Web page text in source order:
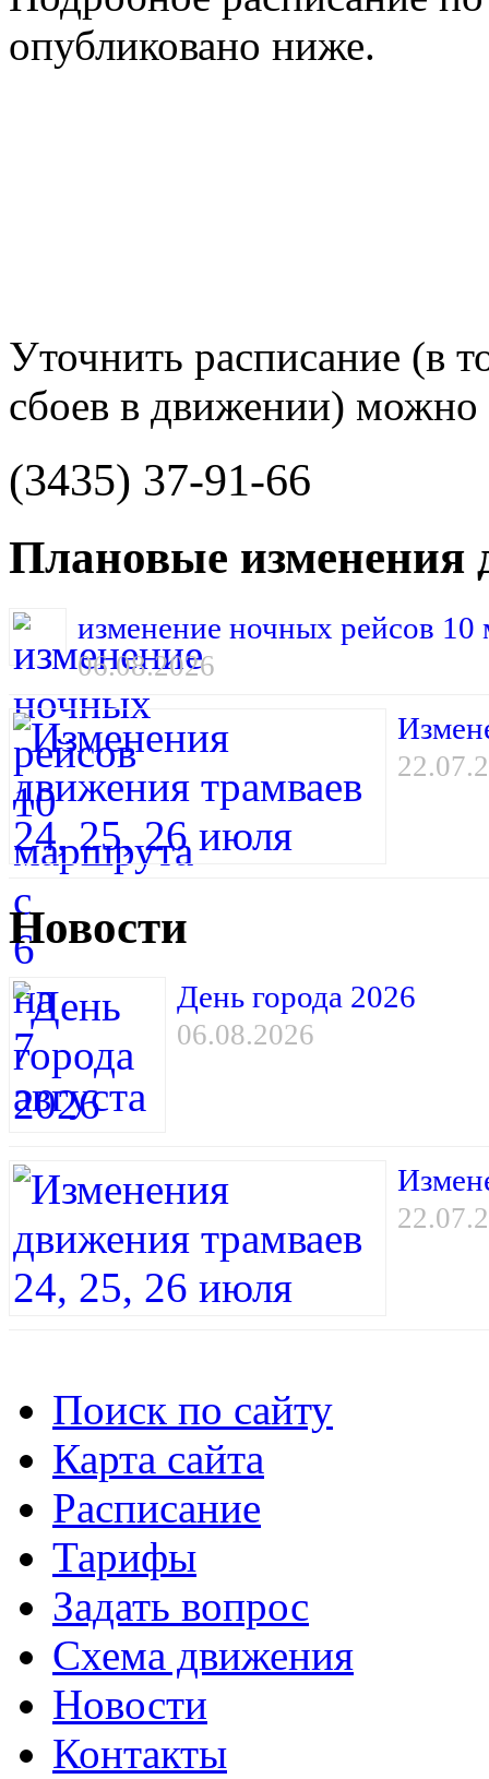
опубликовано ниже.
Уточнить расписание (в
сбоев в движении) можно
(3435) 37-91-66
Плановые изменения
изменение ночных рейсов 10
06.08.2026
Новости
День города 2026
06.08.2026
Поиск по сайту
Карта сайта
Расписание
Тарифы
Задать вопрос
Схема движения
Новости
Контакты